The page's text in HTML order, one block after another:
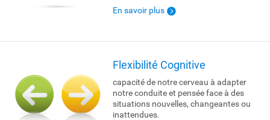
En savoir plus
Flexibilité Cognitive
capacité de notre cerveau à adapter
notre conduite et pensée face à des
situations nouvelles, changeantes ou
inattendues.